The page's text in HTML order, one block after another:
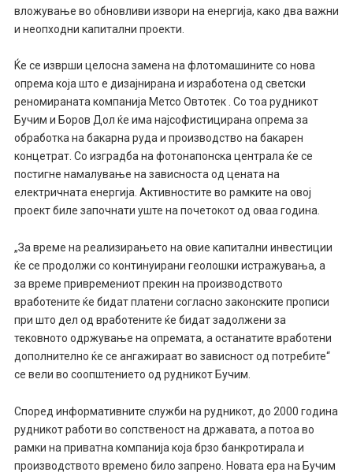
вложување во обновливи извори на енергија, како два важни
и неопходни капитални проекти.
Ќе се изврши целосна замена на флотомашините со нова
опрема која што е дизајнирана и изработена од светски
реномираната компанија Метсо Овтотек . Со тоа рудникот
Бучим и Боров Дол ќе има најсофистицирана опрема за
обработка на бакарна руда и производство на бакарен
концетрат. Со изградба на фотонапонска централа ќе се
постигне намалување на зависноста од цената на
електричната енергија. Активностите во рамките на овој
проект биле започнати уште на почетокот од оваа година.
„За време на реализирањето на овие капитални инвестиции
ќе се продолжи со континуирани геолошки истражувања, а
за време привремениот прекин на производството
вработените ќе бидат платени согласно законските прописи
при што дел од вработените ќе бидат задолжени за
тековното одржување на опремата, а останатите вработени
дополнително ќе се ангажираат во зависност од потребите“
се вели во соопштението од рудникот Бучим.
Според информативните служби на рудникот, до 2000 година
рудникот работи во сопственост на државата, а потоа во
рамки на приватна компанија која брзо банкротирала и
производството времено било запрено. Новата ера на Бучим